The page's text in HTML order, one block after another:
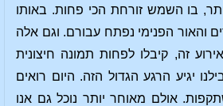
בו השמש זורחת הכי פחות. באותו
והאור הפנימי נפתח עבורם. וגם אלה
זה, קיבלו לפחות תמונה חיצונית
יגיע הרגע הגדול הזה. היום רואים
אולם מאוחר יותר נוכל גם אנו